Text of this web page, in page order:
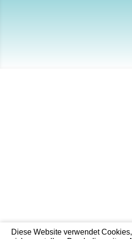
Diese Website verwendet